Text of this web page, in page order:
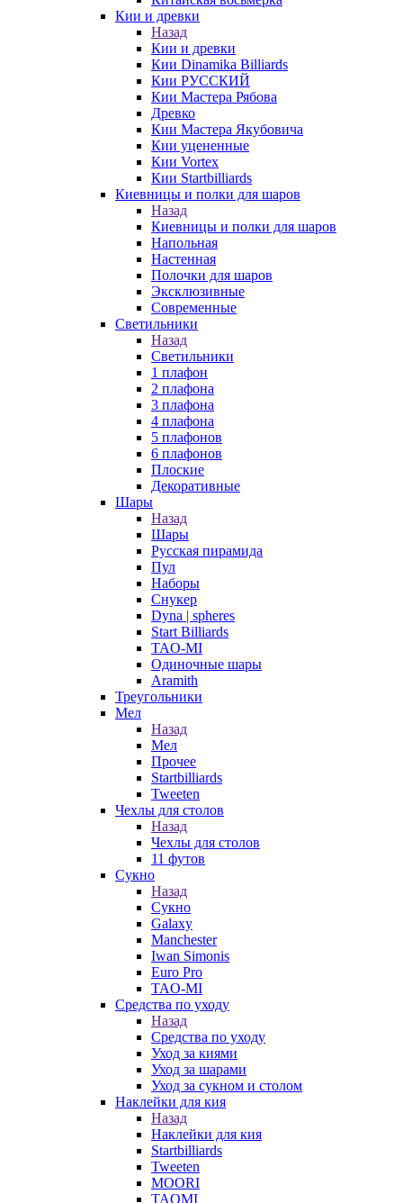
Кии и древки
Назад
Кии и древки
Кии Dinamika Billiards
Кии РУССКИЙ
Кии Мастера Рябова
Древко
Кии Мастера Якубовича
Кии уцененные
Кии Vortex
Кии Startbilliards
Киевницы и полки для шаров
Назад
Киевницы и полки для шаров
Напольная
Настенная
Полочки для шаров
Эксклюзивные
Современные
Светильники
Назад
Светильники
1 плафон
2 плафона
3 плафона
4 плафона
5 плафонов
6 плафонов
Плоские
Декоративные
Шары
Назад
Шары
Русская пирамида
Пул
Наборы
Снукер
Dyna | spheres
Start Billiards
TAO-MI
Одиночные шары
Aramith
Треугольники
Мел
Назад
Мел
Прочее
Startbilliards
Tweeten
Чехлы для столов
Назад
Чехлы для столов
11 футов
Сукно
Назад
Сукно
Galaxy
Manchester
Iwan Simonis
Euro Pro
TAO-MI
Средства по уходу
Назад
Средства по уходу
Уход за киями
Уход за шарами
Уход за сукном и столом
Наклейки для кия
Назад
Наклейки для кия
Startbilliards
Tweeten
MOORI
TAOMI